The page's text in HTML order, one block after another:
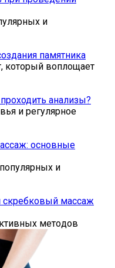
и
памятника
который воплощает
анализы?
и регулярное
основные
и
скребковый массаж
ме­то­дов